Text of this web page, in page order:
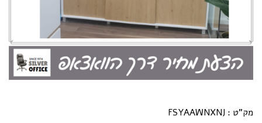
מק"ט : FSYAAWNXNJ